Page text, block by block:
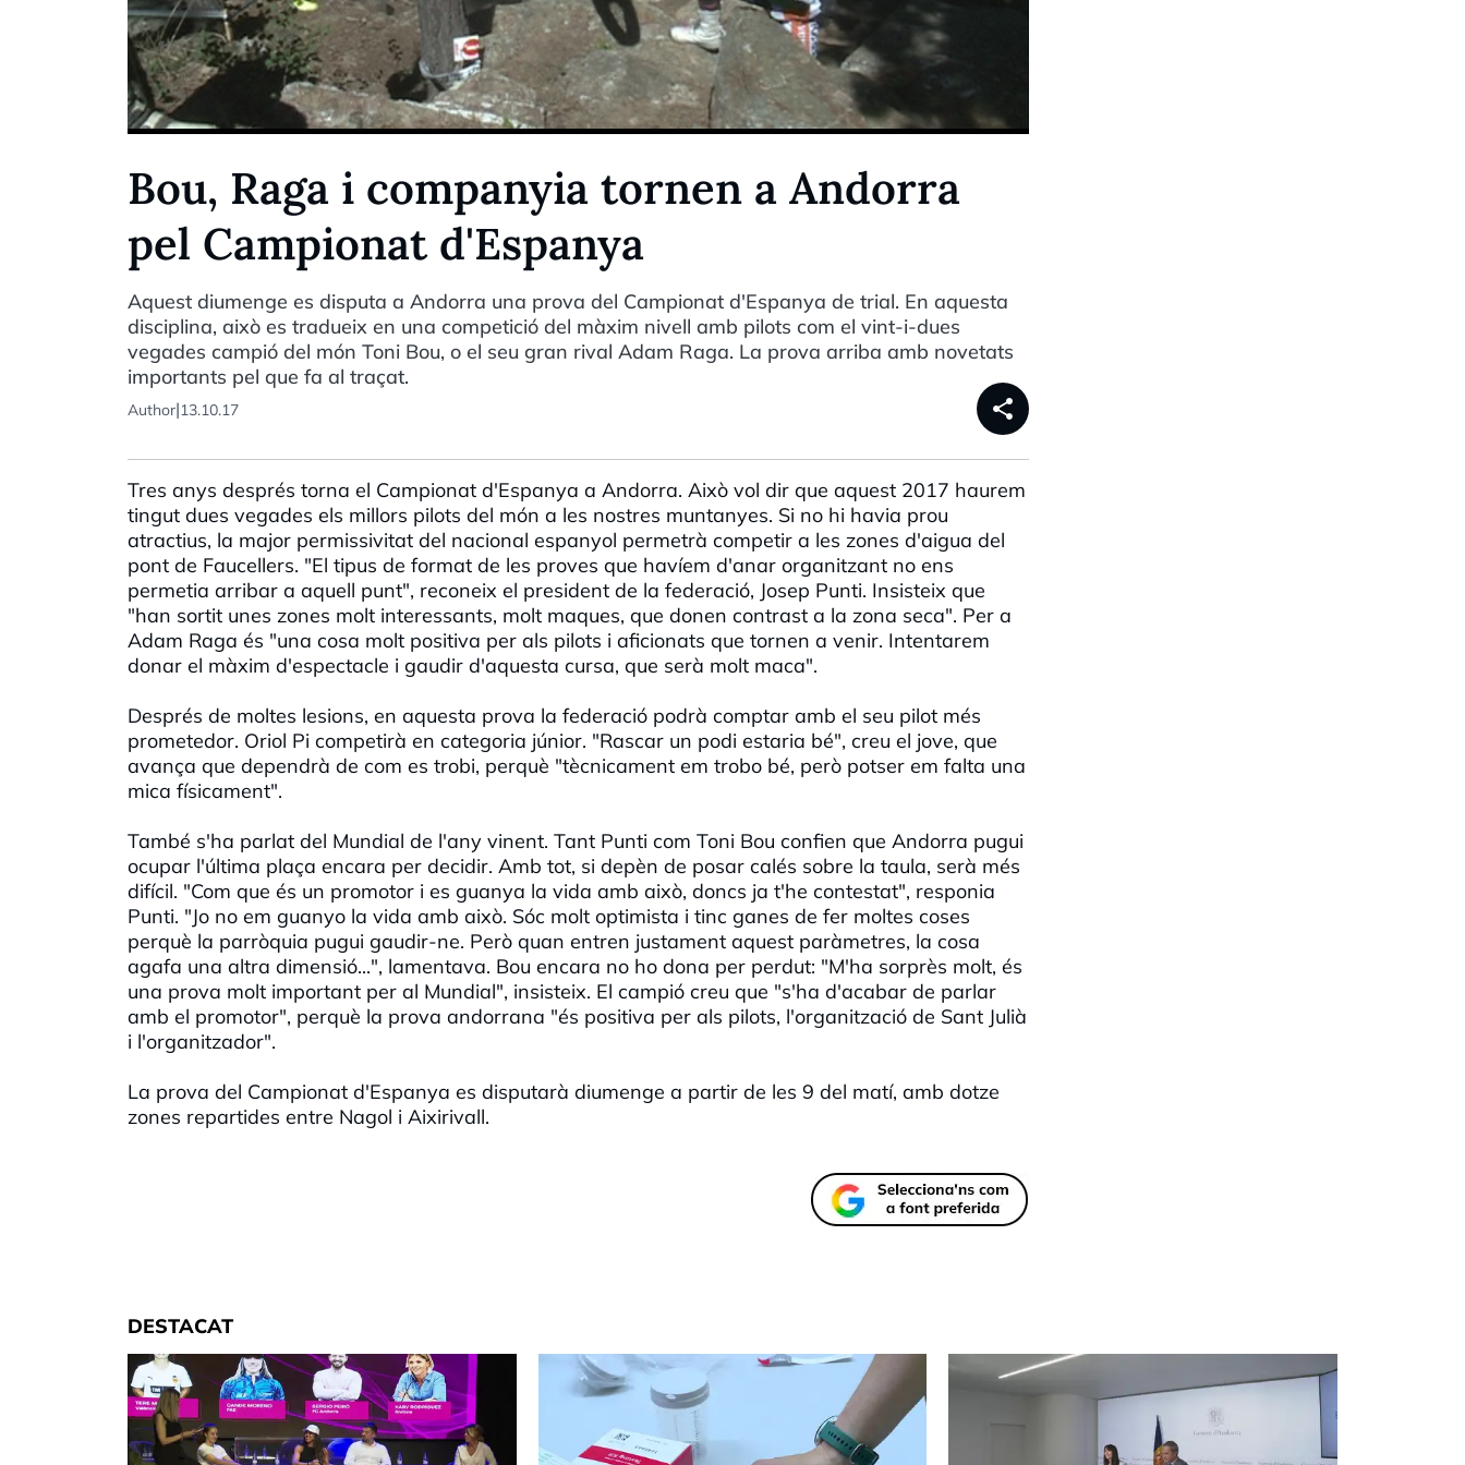
Bou, Raga i companyia tornen a Andorra
pel Campionat d'Espanya
Aquest diumenge es disputa a Andorra una prova del Campionat d'Espanya de trial. En aquesta
disciplina, això es tradueix en una competició del màxim nivell amb pilots com el vint-i-dues
vegades campió del món Toni Bou, o el seu gran rival Adam Raga. La prova arriba amb novetats
importants pel que fa al traçat.
Author|13.10.17 share
Tres anys després torna el Campionat d'Espanya a Andorra. Això vol dir que aquest 2017 haurem
tingut dues vegades els millors pilots del món a les nostres muntanyes. Si no hi havia prou
atractius, la major permissivitat del nacional espanyol permetrà competir a les zones d'aigua del
pont de Faucellers. "El tipus de format de les proves que havíem d'anar organitzant no ens
permetia arribar a aquell punt", reconeix el president de la federació, Josep Punti. Insisteix que
"han sortit unes zones molt interessants, molt maques, que donen contrast a la zona seca". Per a
Adam Raga és "una cosa molt positiva per als pilots i aficionats que tornen a venir. Intentarem
donar el màxim d'espectacle i gaudir d'aquesta cursa, que serà molt maca".
Després de moltes lesions, en aquesta prova la federació podrà comptar amb el seu pilot més
prometedor. Oriol Pi competirà en categoria júnior. "Rascar un podi estaria bé", creu el jove, que
avança que dependrà de com es trobi, perquè "tècnicament em trobo bé, però potser em falta una
mica físicament".
També s'ha parlat del Mundial de l'any vinent. Tant Punti com Toni Bou confien que Andorra pugui
ocupar l'última plaça encara per decidir. Amb tot, si depèn de posar calés sobre la taula, serà més
difícil. "Com que és un promotor i es guanya la vida amb això, doncs ja t'he contestat", responia
Punti. "Jo no em guanyo la vida amb això. Sóc molt optimista i tinc ganes de fer moltes coses
perquè la parròquia pugui gaudir-ne. Però quan entren justament aquest paràmetres, la cosa
agafa una altra dimensió...", lamentava. Bou encara no ho dona per perdut: "M'ha sorprès molt, és
una prova molt important per al Mundial", insisteix. El campió creu que "s'ha d'acabar de parlar
amb el promotor", perquè la prova andorrana "és positiva per als pilots, l'organització de Sant Julià
i l'organitzador".
La prova del Campionat d'Espanya es disputarà diumenge a partir de les 9 del matí, amb dotze
zones repartides entre Nagol i Aixirivall.
DESTACAT